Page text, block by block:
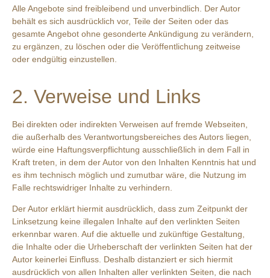
Alle Angebote sind freibleibend und unverbindlich. Der Autor
behält es sich ausdrücklich vor, Teile der Seiten oder das
gesamte Angebot ohne gesonderte Ankündigung zu verändern,
zu ergänzen, zu löschen oder die Veröffentlichung zeitweise
oder endgültig einzustellen.
2. Verweise und Links
Bei direkten oder indirekten Verweisen auf fremde Webseiten,
die außerhalb des Verantwortungsbereiches des Autors liegen,
würde eine Haftungsverpflichtung ausschließlich in dem Fall in
Kraft treten, in dem der Autor von den Inhalten Kenntnis hat und
es ihm technisch möglich und zumutbar wäre, die Nutzung im
Falle rechtswidriger Inhalte zu verhindern.
Der Autor erklärt hiermit ausdrücklich, dass zum Zeitpunkt der
Linksetzung keine illegalen Inhalte auf den verlinkten Seiten
erkennbar waren. Auf die aktuelle und zukünftige Gestaltung,
die Inhalte oder die Urheberschaft der verlinkten Seiten hat der
Autor keinerlei Einfluss. Deshalb distanziert er sich hiermit
ausdrücklich von allen Inhalten aller verlinkten Seiten, die nach